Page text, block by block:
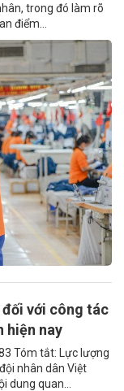
trong đó làm rõ
điểm...
với công tác
hiện nay
Tóm tắt: Lực lượng
nhân dân Việt
dung quan...